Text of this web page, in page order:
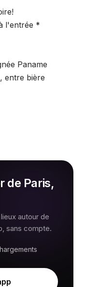
l'entrée *
Paname
entre bière
de Paris,
autour de
sans compte.